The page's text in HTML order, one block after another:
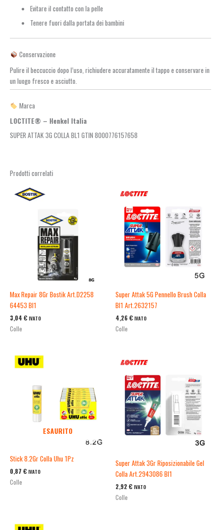
Evitare il contatto con la pelle
Tenere fuori dalla portata dei bambini
Conservazione
Pulire il beccuccio dopo l’uso, richiudere accuratamente il tappo e conservare in
un luogo fresco e asciutto.
Marca
LOCTITE® – Henkel Italia
SUPER ATTAK 3G COLLA BL1 GTIN 8000776157658
Prodotti correlati
Max Repair 8Gr Bostik Art.D2258
64453 Bl1
3,04 € IVATO
Colle
Super Attak 5G Pennello Brush Colla
Bl1 Art.2632157
4,26 € IVATO
Colle
ESAURITO
Stick 8.2Gr Colla Uhu 1Pz
0,87 € IVATO
Colle
Super Attak 3Gr Riposizionabile Gel
Colla Art.2943086 Bl1
2,92 € IVATO
Colle